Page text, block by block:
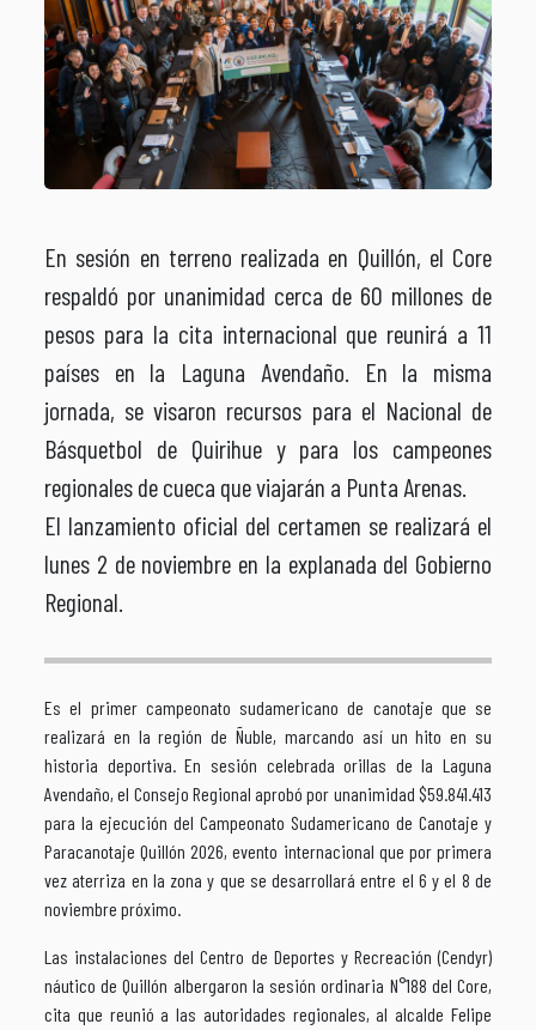
En sesión en terreno realizada en Quillón, el Core
respaldó por unanimidad cerca de 60 millones de
pesos para la cita internacional que reunirá a 11
países en la Laguna Avendaño. En la misma
jornada, se visaron recursos para el Nacional de
Básquetbol de Quirihue y para los campeones
regionales de cueca que viajarán a Punta Arenas.
El lanzamiento oficial del certamen se realizará el
lunes 2 de noviembre en la explanada del Gobierno
Regional.
Es el primer campeonato sudamericano de canotaje que se
realizará en la región de Ñuble, marcando así un hito en su
historia deportiva. En sesión celebrada orillas de la Laguna
Avendaño, el Consejo Regional aprobó por unanimidad $59.841.413
para la ejecución del Campeonato Sudamericano de Canotaje y
Paracanotaje Quillón 2026, evento internacional que por primera
vez aterriza en la zona y que se desarrollará entre el 6 y el 8 de
noviembre próximo.
Las instalaciones del Centro de Deportes y Recreación (Cendyr)
náutico de Quillón albergaron la sesión ordinaria N°188 del Core,
cita que reunió a las autoridades regionales, al alcalde Felipe